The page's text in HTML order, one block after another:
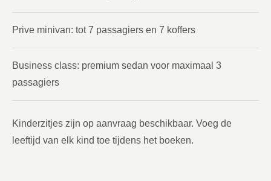
Prive minivan: tot 7 passagiers en 7 koffers
Business class: premium sedan voor maximaal 3
passagiers
Kinderzitjes zijn op aanvraag beschikbaar. Voeg de
leeftijd van elk kind toe tijdens het boeken.